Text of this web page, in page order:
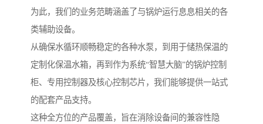
为此，我们的业务范畴涵盖了与锅炉运行息息相关的各
类辅助设备。
从确保水循环顺畅稳定的各种水泵，到用于储热保温的
定制化保温水箱，再到作为系统“智慧大脑”的锅炉控制
柜、专用控制器及核心控制芯片，我们能够提供一站式
的配套产品支持。
这种全方位的产品覆盖，旨在消除设备间的兼容性隐